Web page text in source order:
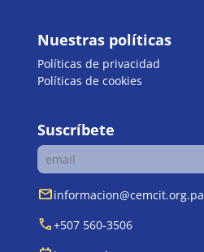
Nuestras políticas
Políticas de privacidad
Políticas de cookies
Suscríbete
mailinformacion@cemcit.org.pa
call+507 560-3506